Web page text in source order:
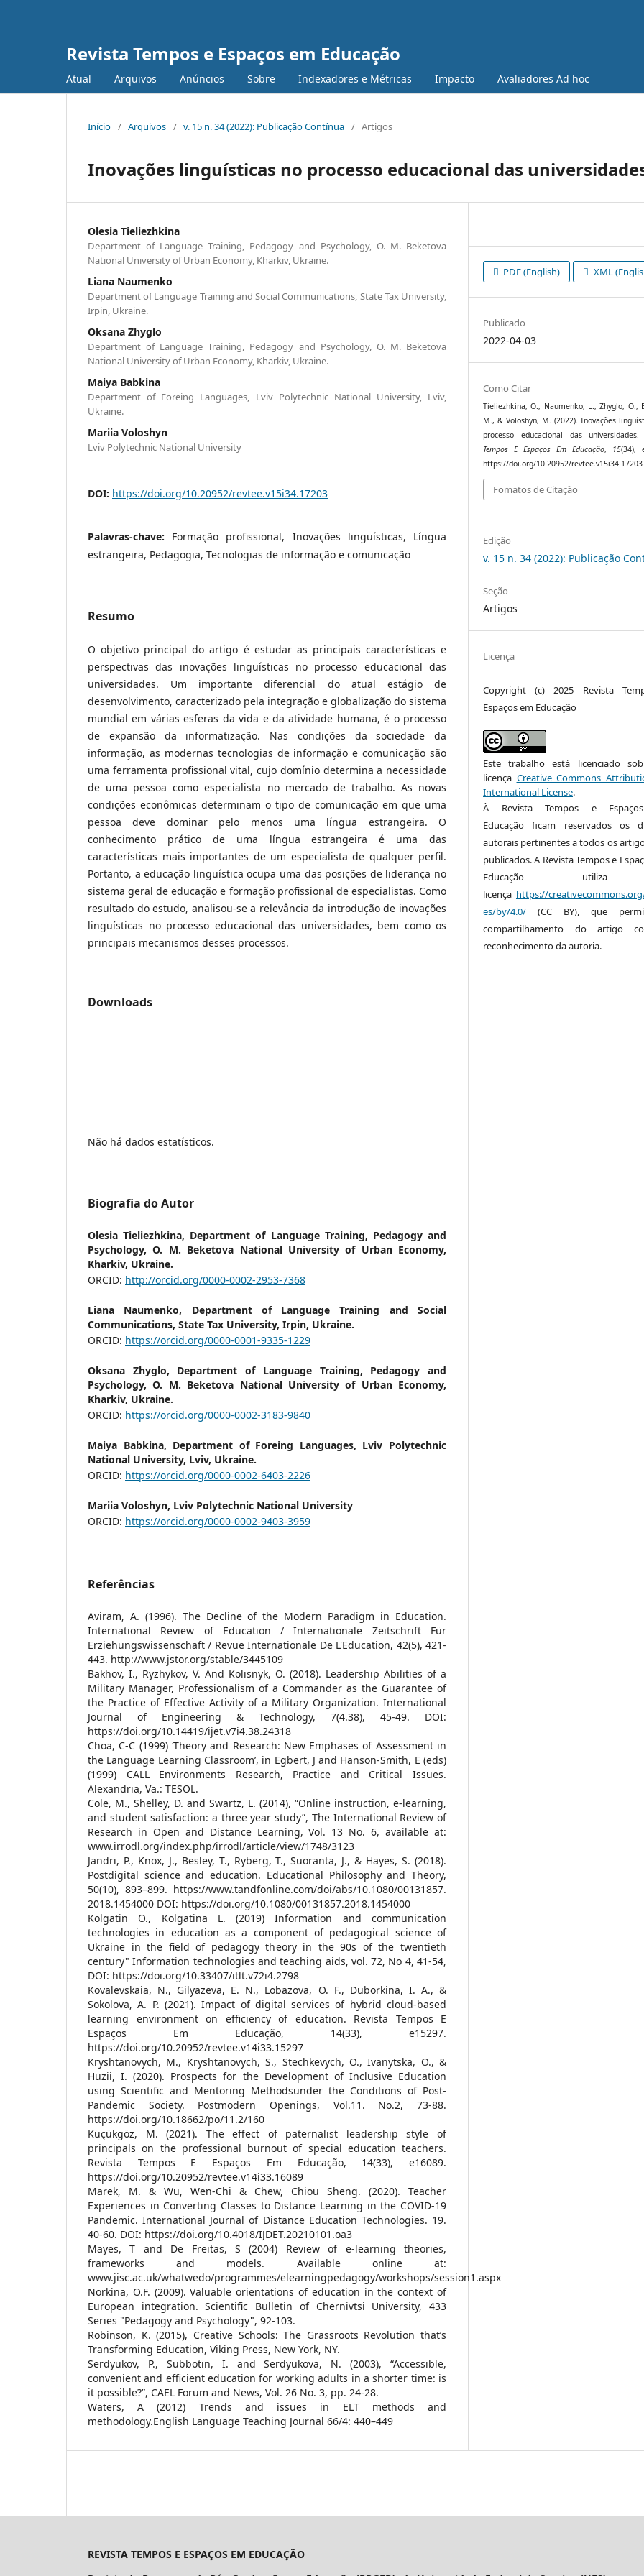
Revista Tempos e Espaços em Educação
Atual Arquivos Anúncios Sobre Indexadores e Métricas Impacto Avaliadores Ad hoc
Início / Arquivos / v. 15 n. 34 (2022): Publicação Contínua / Artigos
Inovações linguísticas no processo educacional das
Olesia Tieliezhkina
Department of Language Training, Pedagogy and Psychology, O. M. Beketova
National University of Urban Economy, Kharkiv, Ukraine.
Liana Naumenko
Department of Language Training and Social Communications, State Tax University,
Irpin, Ukraine.
Oksana Zhyglo
Department of Language Training, Pedagogy and Psychology, O. M. Beketova
National University of Urban Economy, Kharkiv, Ukraine.
Маiya Babkina
Department of Foreing Languages, Lviv Polytechnic National University, Lviv,
Ukraine.
Mariia Voloshyn
Lviv Polytechnic National University
DOI: https://doi.org/10.20952/revtee.v15i34.17203
Palavras-chave: Formação profissional, Inovações linguísticas, Língua
estrangeira, Pedagogia, Tecnologias de informação e comunicação
Resumo
O objetivo principal do artigo é estudar as principais características e
perspectivas das inovações linguísticas no processo educacional das
universidades. Um importante diferencial do atual estágio de
desenvolvimento, caracterizado pela integração e globalização do sistema
mundial em várias esferas da vida e da atividade humana, é o processo
de expansão da informatização. Nas condições da sociedade da
informação, as modernas tecnologias de informação e comunicação são
uma ferramenta profissional vital, cujo domínio determina a necessidade
de uma pessoa como especialista no mercado de trabalho. As novas
condições econômicas determinam o tipo de comunicação em que uma
pessoa deve dominar pelo menos uma língua estrangeira. O
conhecimento prático de uma língua estrangeira é uma das
características mais importantes de um especialista de qualquer perfil.
Portanto, a educação linguística ocupa uma das posições de liderança no
sistema geral de educação e formação profissional de especialistas. Como
resultado do estudo, analisou-se a relevância da introdução de inovações
linguísticas no processo educacional das universidades, bem como os
principais mecanismos desses processos.
Downloads
Não há dados estatísticos.
Biografia do Autor
Olesia Tieliezhkina, Department of Language Training, Pedagogy and
Psychology, O. M. Beketova National University of Urban Economy,
Kharkiv, Ukraine.
ORCID: http://orcid.org/0000-0002-2953-7368
Liana Naumenko, Department of Language Training and Social
Communications, State Tax University, Irpin, Ukraine.
ORCID: https://orcid.org/0000-0001-9335-1229
Oksana Zhyglo, Department of Language Training, Pedagogy and
Psychology, O. M. Beketova National University of Urban Economy,
Kharkiv, Ukraine.
ORCID: https://orcid.org/0000-0002-3183-9840
Маiya Babkina, Department of Foreing Languages, Lviv Polytechnic
National University, Lviv, Ukraine.
ORCID: https://orcid.org/0000-0002-6403-2226
Mariia Voloshyn, Lviv Polytechnic National University
ORCID: https://orcid.org/0000-0002-9403-3959
Referências
Aviram, A. (1996). The Decline of the Modern Paradigm in Education.
International Review of Education / Internationale Zeitschrift Für
Erziehungswissenschaft / Revue Internationale De L'Education, 42(5), 421-
443. http://www.jstor.org/stable/3445109
Bakhov, I., Ryzhykov, V. And Kolisnyk, O. (2018). Leadership Abilities of a
Military Manager, Professionalism of a Commander as the Guarantee of
the Practice of Effective Activity of a Military Organization. International
Journal of Engineering & Technology, 7(4.38), 45-49. DOI:
https://doi.org/10.14419/ijet.v7i4.38.24318
Choa, C-C (1999) ‘Theory and Research: New Emphases of Assessment in
the Language Learning Classroom’, in Egbert, J and Hanson-Smith, E (eds)
(1999) CALL Environments Research, Practice and Critical Issues.
Alexandria, Va.: TESOL.
Cole, M., Shelley, D. and Swartz, L. (2014), “Online instruction, e-learning,
and student satisfaction: a three year study”, The International Review of
Research in Open and Distance Learning, Vol. 13 No. 6, available at:
www.irrodl.org/index.php/irrodl/article/view/1748/3123
Jandri, P., Knox, J., Besley, T., Ryberg, T., Suoranta, J., & Hayes, S. (2018).
Postdigital science and education. Educational Philosophy and Theory,
50(10), 893–899. https://www.tandfonline.com/doi/abs/10.1080/00131857.
2018.1454000 DOI: https://doi.org/10.1080/00131857.2018.1454000
Kolgatin O., Kolgatina L. (2019) Information and communication
technologies in education as a component of pedagogical science of
Ukraine in the field of pedagogy theory in the 90s of the twentieth
century" Information technologies and teaching aids, vol. 72, No 4, 41-54,
DOI: https://doi.org/10.33407/itlt.v72i4.2798
Kovalevskaia, N., Gilyazeva, E. N., Lobazova, O. F., Duborkina, I. A., &
Sokolova, A. P. (2021). Impact of digital services of hybrid cloud-based
learning environment on efficiency of education. Revista Tempos E
Espaços Em Educação, 14(33), e15297.
https://doi.org/10.20952/revtee.v14i33.15297
Kryshtanovych, M., Kryshtanovych, S., Stechkevych, O., Ivanytska, O., &
Huzii, I. (2020). Prospects for the Development of Inclusive Education
using Scientific and Mentoring Methodsunder the Conditions of Post-
Pandemic Society. Postmodern Openings, Vol.11. No.2, 73-88.
https://doi.org/10.18662/po/11.2/160
Küçükgöz, M. (2021). The effect of paternalist leadership style of
principals on the professional burnout of special education teachers.
Revista Tempos E Espaços Em Educação, 14(33), e16089.
https://doi.org/10.20952/revtee.v14i33.16089
Marek, M. & Wu, Wen-Chi & Chew, Chiou Sheng. (2020). Teacher
Experiences in Converting Classes to Distance Learning in the COVID-19
Pandemic. International Journal of Distance Education Technologies. 19.
40-60. DOI: https://doi.org/10.4018/IJDET.20210101.oa3
Mayes, T and De Freitas, S (2004) Review of e-learning theories,
frameworks and models. Available online at:
www.jisc.ac.uk/whatwedo/programmes/elearningpedagogy/workshops/session1.aspx
Norkina, O.F. (2009). Valuable orientations of education in the context of
European integration. Scientific Bulletin of Chernivtsi University, 433
Series "Pedagogy and Psychology", 92-103.
Robinson, K. (2015), Creative Schools: The Grassroots Revolution that’s
Transforming Education, Viking Press, New York, NY.
Serdyukov, P., Subbotin, I. and Serdyukova, N. (2003), “Accessible,
convenient and efficient education for working adults in a shorter time: is
it possible?”, CAEL Forum and News, Vol. 26 No. 3, pp. 24-28.
Waters, A (2012) Trends and issues in ELT methods and
methodology.English Language Teaching Journal 66/4: 440–449
PDF (English) XML
Publicado
2022-04-03
Como Citar
Tieliezhkina, O., Naumenko, L., Zhyglo, O.,
М., & Voloshyn, M. (2022). Inovações
processo educacional das universidades.
Tempos E Espaços Em Educação, 15(34),
https://doi.org/10.20952/revtee.v15i34.17203
Fomatos de Citação
Edição
v. 15 n. 34 (2022): Publicação
Seção
Artigos
Licença
Copyright (c) 2025 Revista
Espaços em Educação
Este trabalho está licenciado
licença Creative Commons
International License.
À Revista Tempos e
Educação ficam reservados os
autorais pertinentes a todos os
publicados. A Revista Tempos e
Educação
licença https://
es/by/4.0/ (CC BY), que
compartilhamento do artigo
reconhecimento da autoria.
REVISTA TEMPOS E ESPAÇOS EM EDUCAÇÃO